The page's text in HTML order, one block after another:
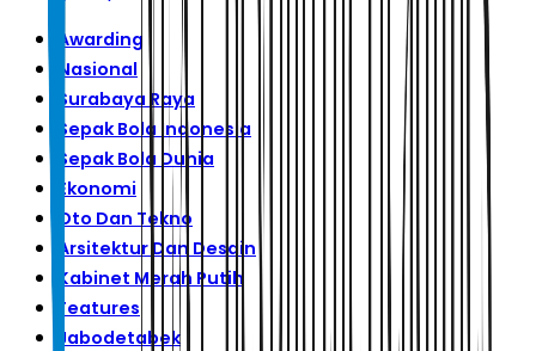
Awarding
Nasional
Surabaya Raya
Sepak Bola Indonesia
Sepak Bola Dunia
Ekonomi
Oto Dan Tekno
Arsitektur Dan Desain
Kabinet Merah Putih
Features
Jabodetabek